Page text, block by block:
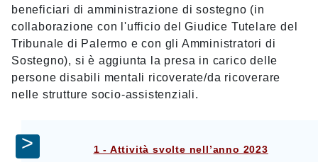
beneficiari di amministrazione di sostegno (in
collaborazione con l'ufficio del Giudice Tutelare del
Tribunale di Palermo e con gli Amministratori di
Sostegno), si è aggiunta la presa in carico delle
persone disabili mentali ricoverate/da ricoverare
nelle strutture socio-assistenziali.
1 - Attività svolte nell’anno 2023